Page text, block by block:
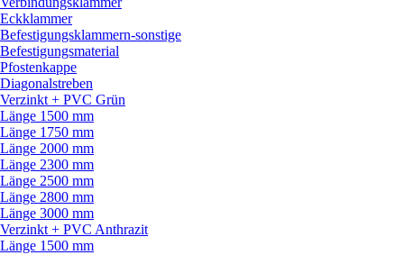
Eckklammer
Befestigungsklammern-sonstige
Befestigungsmaterial
Pfostenkappe
Diagonalstreben
Verzinkt + PVC Grün
Länge 1500 mm
Länge 1750 mm
Länge 2000 mm
Länge 2300 mm
Länge 2500 mm
Länge 2800 mm
Länge 3000 mm
Verzinkt + PVC Anthrazit
Länge 1500 mm